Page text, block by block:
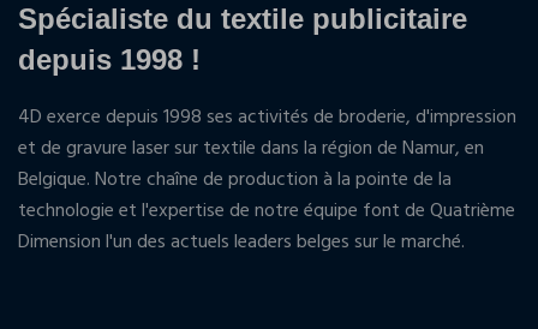
Spécialiste du textile publicitaire
depuis 1998 !
4D exerce depuis 1998 ses activités de broderie, d'impression
et de gravure laser sur textile dans la région de Namur, en
Belgique. Notre chaîne de production à la pointe de la
technologie et l'expertise de notre équipe font de Quatrième
Dimension l'un des actuels leaders belges sur le marché.